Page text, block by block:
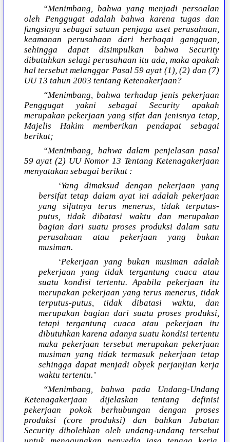
“Menimbang, bahwa yang menjadi persoalan
oleh Penggugat adalah bahwa karena tugas dan
fungsinya sebagai satuan penjaga aset perusahaan,
keamanan perusahaan dari berbagai gangguan,
sehingga dapat disimpulkan bahwa Security
dibutuhkan selagi perusahaan itu ada, maka apakah
hal tersebut melanggar Pasal 59 ayat (1), (2) dan (7)
UU 13 tahun 2003 tentang Ketenakerjaan?
“Menimbang, bahwa terhadap jenis pekerjaan
Penggugat yakni sebagai Security apakah
merupakan pekerjaan yang sifat dan jenisnya tetap,
Majelis Hakim memberikan pendapat sebagai
berikut;
“Menimbang, bahwa dalam penjelasan pasal
59 ayat (2) UU Nomor 13 Tentang Ketenagakerjaan
menyatakan sebagai berikut :
‘Yang dimaksud dengan pekerjaan yang
bersifat tetap dalam ayat ini adalah pekerjaan
yang sifatnya terus menerus, tidak terputus-
putus, tidak dibatasi waktu dan merupakan
bagian dari suatu proses produksi dalam satu
perusahaan atau pekerjaan yang bukan
musiman.
‘Pekerjaan yang bukan musiman adalah
pekerjaan yang tidak tergantung cuaca atau
suatu kondisi tertentu. Apabila pekerjaan itu
merupakan pekerjaan yang terus menerus, tidak
terputus-putus, tidak dibatasi waktu, dan
merupakan bagian dari suatu proses produksi,
tetapi tergantung cuaca atau pekerjaan itu
dibutuhkan karena adanya suatu kondisi tertentu
maka pekerjaan tersebut merupakan pekerjaan
musiman yang tidak termasuk pekerjaan tetap
sehingga dapat menjadi obyek perjanjian kerja
waktu tertentu.’
“Menimbang, bahwa pada Undang-Undang
Ketenagakerjaan dijelaskan tentang definisi
pekerjaan pokok berhubungan dengan proses
produksi (core produksi) dan bahkan Jabatan
Security dibolehkan oleh undang-undang tersebut